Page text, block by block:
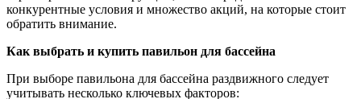
конкурентные условия и множество акций, на которые стоит
обратить внимание.
Как выбрать и купить павильон для бассейна
При выборе павильона для бассейна раздвижного следует
учитывать несколько ключевых факторов: